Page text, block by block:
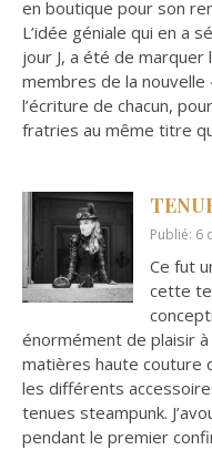
en boutique pour son
L’idée géniale qui en a
jour J, a été de
membres de la
l’écriture de chacun,
fratries au même titre
Publié: 6
Ce fut
cette
énormément de plaisir
matières haute couture
les différents
tenues steampunk.
pendant le premier